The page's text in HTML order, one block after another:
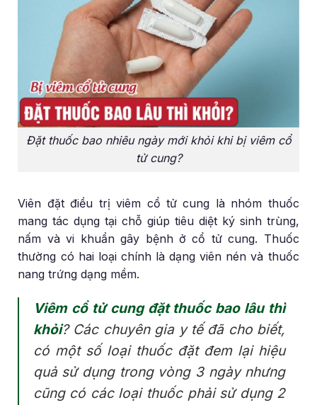
Đặt thuốc bao nhiêu ngày mới khỏi khi bị viêm cổ
tử cung?
Viên đặt điều trị viêm cổ tử cung là nhóm thuốc
mang tác dụng tại chỗ giúp tiêu diệt ký sinh trùng,
nấm và vi khuẩn gây bệnh ở cổ tử cung. Thuốc
thường có hai loại chính là dạng viên nén và thuốc
nang trứng dạng mềm.
Viêm cổ tử cung đặt thuốc bao lâu thì
khỏi? Các chuyên gia y tế đã cho biết,
có một số loại thuốc đặt đem lại hiệu
quả sử dụng trong vòng 3 ngày nhưng
cũng có các loại thuốc phải sử dụng 2